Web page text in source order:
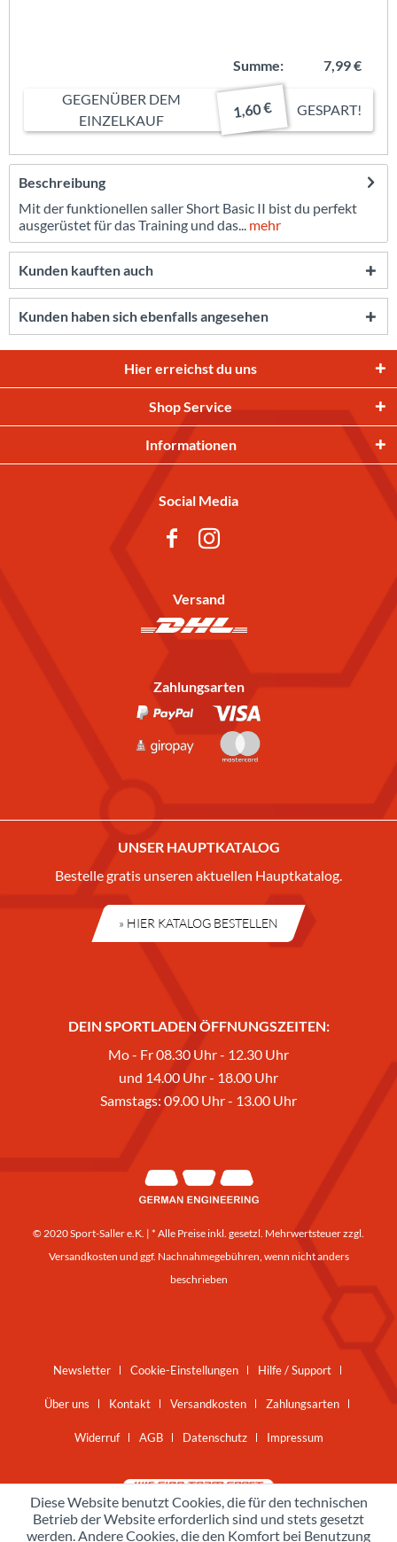
Summe:
7,99 €
GEGENÜBER DEM
EINZELKAUF
1,60 € GESPART!
Beschreibung
Mit der funktionellen saller Short Basic II bist du perfekt
ausgerüstet für das Training und das... mehr
Kunden kauften auch
Kunden haben sich ebenfalls angesehen
Hier erreichst du uns
Shop Service
Informationen
Social Media
Versand
Zahlungsarten
UNSER HAUPTKATALOG
Bestelle gratis unseren aktuellen Hauptkatalog.
» HIER KATALOG BESTELLEN
DEIN SPORTLADEN ÖFFNUNGSZEITEN:
Mo - Fr 08.30 Uhr - 12.30 Uhr
und 14.00 Uhr - 18.00 Uhr
Samstags: 09.00 Uhr - 13.00 Uhr
© 2020 Sport-Saller e.K. | * Alle Preise inkl. gesetzl. Mehrwertsteuer zzgl.
Versandkosten und ggf. Nachnahmegebühren, wenn nicht anders
beschrieben
Newsletter Cookie-Einstellungen Hilfe / Support
Über uns Kontakt Versandkosten Zahlungsarten
Widerruf AGB Datenschutz Impressum
Diese Website benutzt Cookies, die für den technischen
Betrieb der Website erforderlich sind und stets gesetzt
werden. Andere Cookies, die den Komfort bei Benutzung